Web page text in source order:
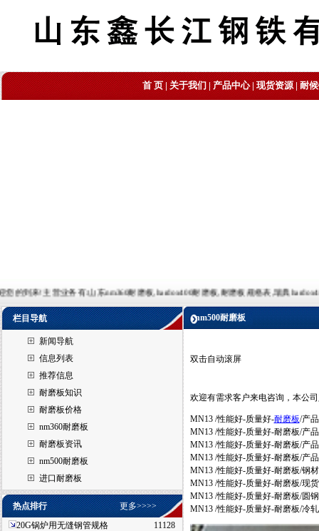
首 页|关于我们|产品中心|现货资源|耐
到来!主营业务有:山东nm360耐磨板,hardox400耐磨板,耐磨板规格表,瑞典
栏目导航
新闻导航
信息列表
推荐信息
耐磨板知识
耐磨板价格
nm360耐磨板
耐磨板资讯
nm500耐磨板
进口耐磨板
热点排行
更多>>>>
20G锅炉用无缝钢管规格
11128
nm500耐磨板
双击自动滚屏
欢迎有需求客户来电咨询，本公
MN13 /性能好-质量好-耐磨板/产
MN13 /性能好-质量好-耐磨板/产
MN13 /性能好-质量好-耐磨板/产
MN13 /性能好-质量好-耐磨板/产
MN13 /性能好-质量好-耐磨板/钢
MN13 /性能好-质量好-耐磨板/现
MN13 /性能好-质量好-耐磨板/圆
MN13 /性能好-质量好-耐磨板/冷